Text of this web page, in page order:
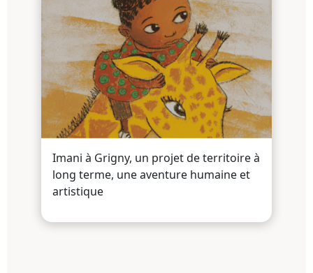
Imani à Grigny, un projet de territoire à
long terme, une aventure humaine et
artistique